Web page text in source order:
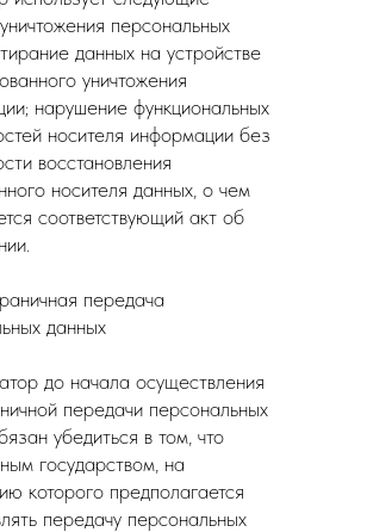
персональных
данных на устройстве
уничтожения
нарушение функциональных
носителя информации без
восстановления
носителя данных, о чем
соответствующий акт об
передача
данных
до начала осуществления
передачи персональных
убедиться в том, что
государством, на
которого предполагается
передачу персональных